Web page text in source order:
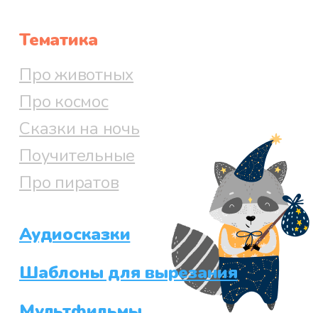
Тематика
Про животных
Про космос
Сказки на ночь
Поучительные
Про пиратов
Аудиосказки
Шаблоны для вырезания